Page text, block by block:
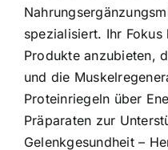
spezialisiert. Ihr
Produkte anzubieten,
und die
Proteinriegeln über
Präparaten zur
Gelenkgesundheit –